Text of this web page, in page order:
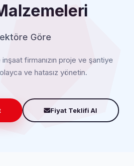
Göre
firmanızın proje ve şantiye
ve hatasız yönetin.
Fiyat Teklifi Al